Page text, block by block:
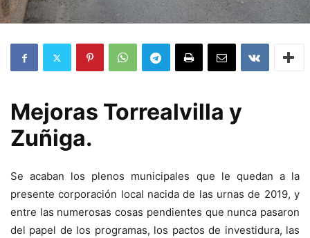
Mejoras Torrealvilla y
Zuñiga.
Se acaban los plenos municipales que le quedan a la
presente corporación local nacida de las urnas de 2019, y
entre las numerosas cosas pendientes que nunca pasaron
del papel de los programas, los pactos de investidura, las